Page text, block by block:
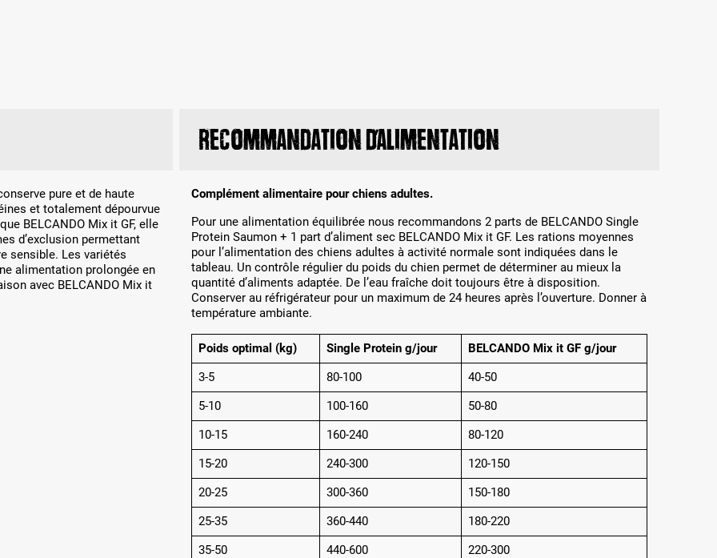
pure et de haute
et totalement dépourvue
BELCANDO Mix it GF, elle
d’exclusion permettant
sensible. Les variétés
alimentation prolongée en
avec BELCANDO Mix it
Recommandation d’alimentation
Complément alimentaire pour chiens adultes.
Pour une alimentation équilibrée nous recommandons 2 parts de BELCANDO Single
Protein Saumon + 1 part d’aliment sec BELCANDO Mix it GF. Les rations moyennes
pour l’alimentation des chiens adultes à activité normale sont indiquées dans le
tableau. Un contrôle régulier du poids du chien permet de déterminer au mieux la
quantité d’aliments adaptée. De l’eau fraîche doit toujours être à disposition.
Conserver au réfrigérateur pour un maximum de 24 heures après l’ouverture. Donner à
température ambiante.
Poids optimal (kg) Single Protein g/jour
BELCANDO Mix it GF g/jour
3-5
80-100
40-50
5-10
100-160
50-80
10-15
160-240
80-120
15-20
240-300
120-150
20-25
300-360
150-180
25-35
360-440
180-220
35-50
440-600
220-300